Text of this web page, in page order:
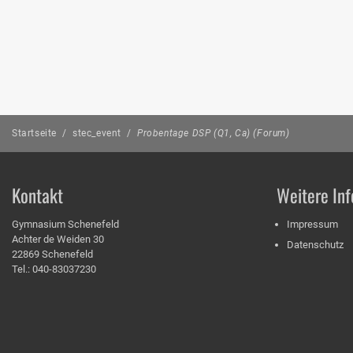
Startseite / stec_event / Probentage DSP (Q1, Ca) (Forum)
Kontakt
Gymnasium Schenefeld
Achter de Weiden 30
22869 Schenefeld
Tel.: 040-83037230
Weitere
Impressum
Datenschutz